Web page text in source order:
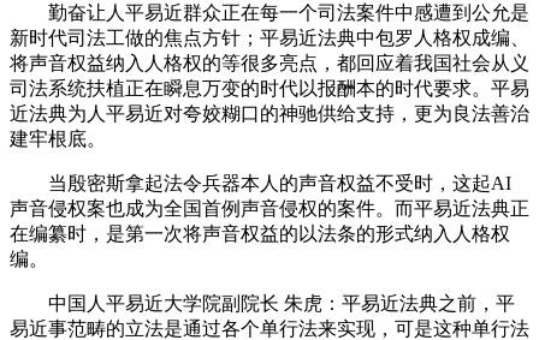
勤奋让人平易近群众正在每一个司法案件中感遭到公允是
新时代司法工做的焦点方针；平易近法典中包罗人格权成编、
将声音权益纳入人格权的等很多亮点，都回应着我国社会从义
司法系统扶植正在瞬息万变的时代以报酬本的时代要求。平易
近法典为人平易近对夸姣糊口的神驰供给支持，更为良法善治
建牢根底。
当殷密斯拿起法令兵器本人的声音权益不受时，这起AI
声音侵权案也成为全国首例声音侵权的案件。而平易近法典正
在编纂时，是第一次将声音权益的以法条的形式纳入人格权
编。
中国人平易近大学院副院长 朱虎：平易近法典之前，平
易近事范畴的立法是通过各个单行法来实现，可是这种单行法